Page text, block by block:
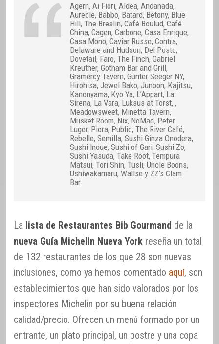
Agern, Ai Fiori, Aldea, Andanada,
Aureole, Babbo, Batard, Betony, Blue
Hill, The Breslin, Café Boulud, Café
China, Cagen, Carbone, Casa Enrique,
Casa Mono, Caviar Russe, Contra,
Delaware and Hudson, Del Posto,
Dovetail, Faro, The Finch, Gabriel
Kreuther, Gotham Bar and Grill,
Gramercy Tavern, Gunter Seeger NY,
Hirohisa, Jewel Bako, Junoon, Kajitsu,
Kanonyama, Kyo Ya, L’Appart, La
Sirena, La Vara, Luksus at Torst, ,
Meadowsweet, Minetta Tavern,
Musket Room, Nix, NoMad, Peter
Luger, Piora, Public, The River Café,
Rebelle, Semilla, Sushi Ginza Onodera,
Sushi Inoue, Sushi of Gari, Sushi Zo,
Sushi Yasuda, Take Root, Tempura
Matsui, Tori Shin, Tusli, Uncle Boons,
Ushiwakamaru, Wallse y ZZ’s Clam
Bar.
La lista de Restaurantes Bib Gourmand de la
nueva Guía Michelin Nueva York reseña un total
de 132 restaurantes de los que 28 son nuevas
inclusiones, como ya hemos comentado aquí, son
establecimientos que han sido valorados por los
inspectores Michelin por su buena relación
calidad/precio. Ofrecen un menú formado por un
entrante, un plato principal, un postre y una copa